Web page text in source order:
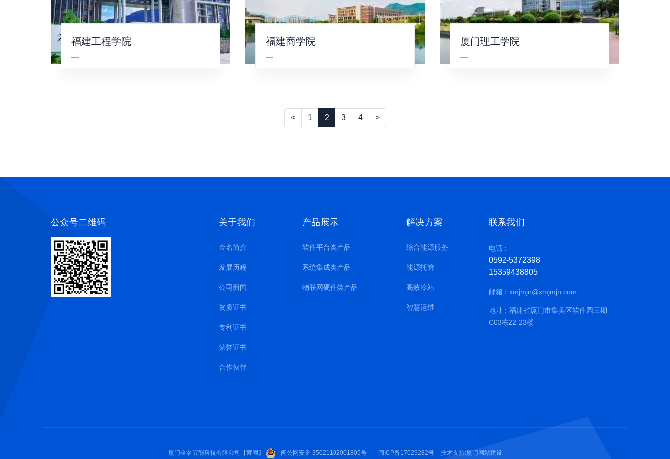
福建工程学院 福建商学院 厦门理工学院
< 1 2 3 4 >
公众号二维码 关于我们
金名简介
发展历程
公司新闻
资质证书
专利证书
荣誉证书
合作伙伴
产品展示
软件平台类产品
系统集成类产品
物联网硬件类产品
解决方案
综合能源服务
能源托管
高效冷站
智慧运维
联系我们
电话：
0592-5372398
15359438805
邮箱： xmjmjn@xmjmjn.com
地址：福建省厦门市集美区软件园三期
C03栋22-23楼
厦门金名节能科技有限公司【官网】 闽公网安备 35021102001805号 闽ICP备17029282号 技术支持:厦门网站建设